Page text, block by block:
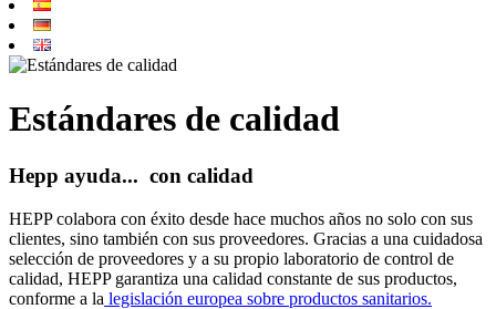
Estándares de calidad
Hepp ayuda... con calidad
HEPP colabora con éxito desde hace muchos años no solo con sus
clientes, sino también con sus proveedores. Gracias a una cuidadosa
selección de proveedores y a su propio laboratorio de control de
calidad, HEPP garantiza una calidad constante de sus productos,
conforme a la legislación europea sobre productos sanitarios.